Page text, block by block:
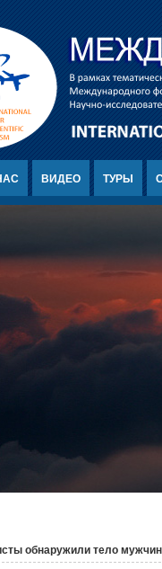
ВИДЕО ТУРЫ
обнаружили тело